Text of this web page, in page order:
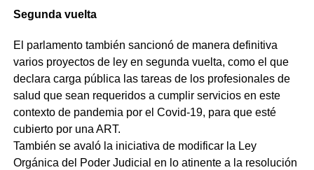
Segunda vuelta
El parlamento también sancionó de manera definitiva
varios proyectos de ley en segunda vuelta, como el que
declara carga pública las tareas de los profesionales de
salud que sean requeridos a cumplir servicios en este
contexto de pandemia por el Covid-19, para que esté
cubierto por una ART.
También se avaló la iniciativa de modificar la Ley
Orgánica del Poder Judicial en lo atinente a la resolución